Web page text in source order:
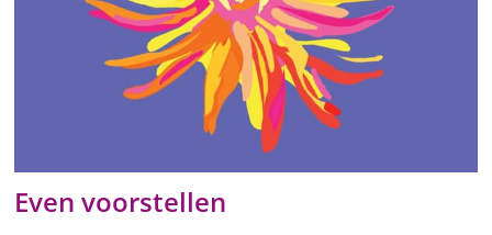
Even voorstellen